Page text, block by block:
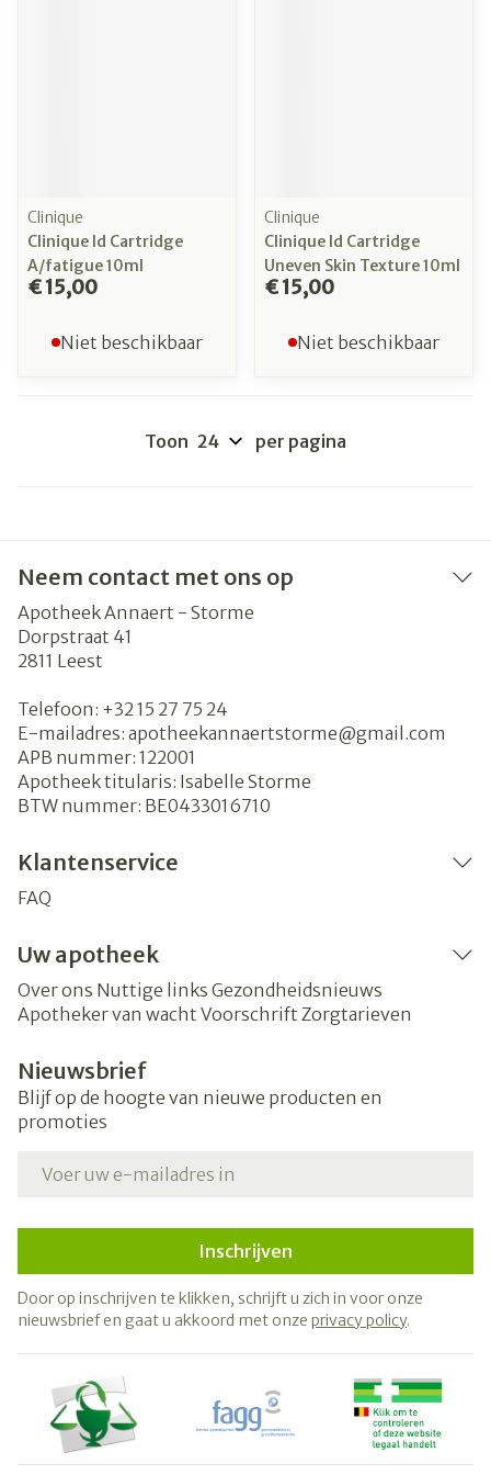
Clinique
Clinique Id Cartridge
A/fatigue 10ml
€ 15,00
Niet beschikbaar
Clinique
Clinique Id Cartridge
Uneven Skin Texture 10ml
€ 15,00
Niet beschikbaar
Toon per pagina
Neem contact met ons op
Apotheek Annaert - Storme
Dorpstraat 41
2811 Leest
Telefoon: +32 15 27 75 24
E-mailadres: apotheekannaertstorme@gmail.com
APB nummer: 122001
Apotheek titularis: Isabelle Storme
BTW nummer: BE0433016710
Klantenservice
FAQ
Uw apotheek
Over ons Nuttige links Gezondheidsnieuws
Apotheker van wacht Voorschrift Zorgtarieven
Nieuwsbrief
Blijf op de hoogte van nieuwe producten en
promoties
Inschrijven
Door op inschrijven te klikken, schrijft u zich in voor onze
nieuwsbrief en gaat u akkoord met onze privacy policy.